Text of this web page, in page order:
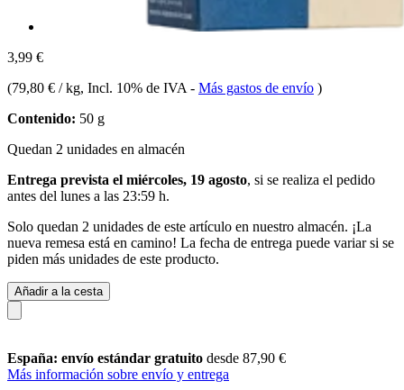
3,99 €
(79,80 € / kg, Incl. 10% de IVA - Más gastos de envío )
Contenido: 50 g
Quedan 2 unidades en almacén
Entrega prevista el miércoles, 19 agosto, si se realiza el pedido
antes del lunes a las 23:59 h.
Solo quedan 2 unidades de este artículo en nuestro almacén. ¡La
nueva remesa está en camino! La fecha de entrega puede variar si se
piden más unidades de este producto.
Añadir a la cesta
España: envío estándar gratuito desde 87,90 €
Más información sobre envío y entrega